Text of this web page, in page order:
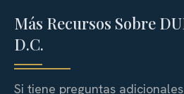
Más Recursos Sobre
D.C.
Si tiene preguntas